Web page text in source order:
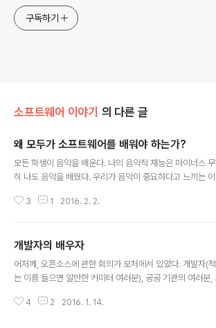
구독하기
소프트웨어 이야기 의 다른 글
왜 모두가 소프트웨어를 배워야 하는가?
모든 학생이 음악을 배운다. 나의 음악적 재능은 마이너스
히 나도 음악을 배웠다. 우리가 음악이 중요하다고 느끼는
의 공감을 얻었기 때문이다. 그래서, 음악에 대하여 사람들은
이 가장 중시되는 현대적인 교육이라는 틀에도 예술, 과학,
것에 대하여 사람들은 일반적으로 동의한다. 음악에 사용되
음악을 표현하는 멋진 도구이다. 물론 악보를 볼 줄 몰라도
3 1 2016. 2. 2.
개발자의 배우자
어저께, 오픈소스에 관한 회의가 모처에서 있었다. 개발자(
는 이름 들으면 알만한 커미터 여러분), 공공 기관의 여러분,
각각 할 수 있는 일과 한계에 관한 이야기가 잘 오갔다. (뭐..
4 2 2016. 1. 14.